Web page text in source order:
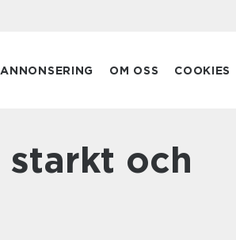
ANNONSERING OM OSS COOKIES